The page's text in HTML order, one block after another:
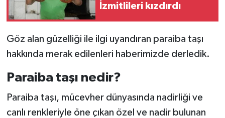
İzmitlileri kızdırdı
Göz alan güzelliği ile ilgi uyandıran paraiba taşı
hakkında merak edilenleri haberimizde derledik.
Paraiba taşı nedir?
Paraiba taşı, mücevher dünyasında nadirliği ve
canlı renkleriyle öne çıkan özel ve nadir bulunan